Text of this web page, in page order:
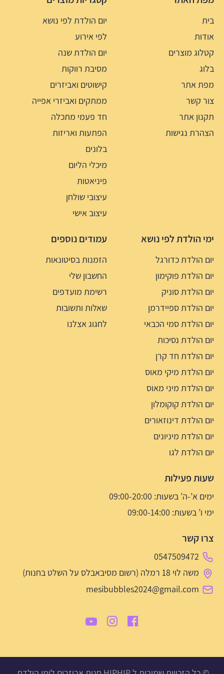
בית
אודות
קטלוג מוצרים
בלוג
מפת אתר
צור קשר
תקנון אתר
הצהרת נגישות
יום הולדת לפי נושא
לפי אירוע
יום הולדת שנה
מסיבת רווקות
קישוטים ואביזרים
ממתקים ואביזרי אפייה
חד פעמי מתכלה
הפתעות ואריזות
בלונים
מיכלי הליום
פיניאטות
עיצובי שולחן
עיצוב אישי
ימי הולדת לפי נושא
יום הולדת כדורגל
יום הולדת פוקימון
יום הולדת סוניק
יום הולדת ספיידרמן
יום הולדת סמי הכבאי
יום הולדת נסיכות
יום הולדת חד קרן
יום הולדת מיקי מאוס
יום הולדת מיני מאוס
יום הולדת קוקומלון
יום הולדת דינוזאורים
יום הולדת מיניונים
יום הולדת לגו
עמודים נוספים
הזמנות בסיטונאות
החשבון שלי
רשימת מועדפים
שאלות ותשובות
לחגוג אצלנו
שעות פעילות
ימים א’-ה’ בשעות: 09:00-20:00
ימי ו’ בשעות: 09:00-14:00
צרו קשר
0547509472
משה לוי 18 רמלה (רשום מסיבאבלס על השלט בחנות)
mesibubbles2024@gmail.com